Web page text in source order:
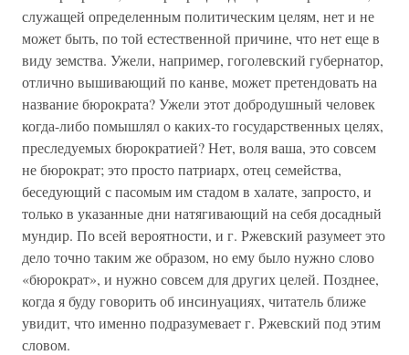
служащей определенным политическим целям, нет и не
может быть, по той естественной причине, что нет еще в
виду земства. Ужели, например, гоголевский губернатор,
отлично вышивающий по канве, может претендовать на
название бюрократа? Ужели этот добродушный человек
когда-либо помышлял о каких-то государственных целях,
преследуемых бюрократией? Нет, воля ваша, это совсем
не бюрократ; это просто патриарх, отец семейства,
беседующий с пасомым им стадом в халате, запросто, и
только в указанные дни натягивающий на себя досадный
мундир. По всей вероятности, и г. Ржевский разумеет это
дело точно таким же образом, но ему было нужно слово
«бюрократ», и нужно совсем для других целей. Позднее,
когда я буду говорить об инсинуациях, читатель ближе
увидит, что именно подразумевает г. Ржевский под этим
словом.